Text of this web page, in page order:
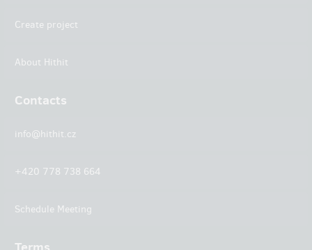
Create project
About Hithit
Contacts
info@hithit.cz
+420 778 738 664
Schedule Meeting